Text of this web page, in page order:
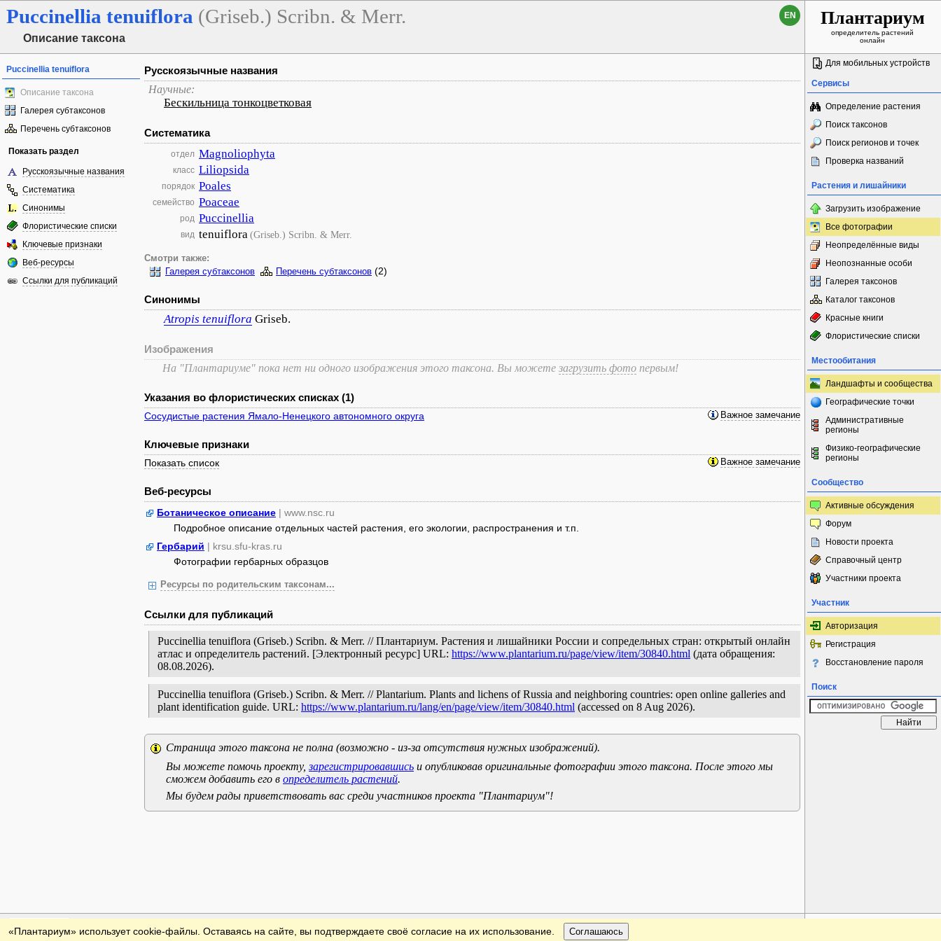
Puccinellia tenuiflora (Griseb.) Scribn. & Merr.
Описание таксона
EN Плантариум
определитель растений
онлайн
Puccinellia tenuiflora
Описание таксона
Галерея субтаксонов
Перечень субтаксонов
Показать раздел
Русскоязычные названия
Систематика
Синонимы
Флористические списки
Ключевые признаки
Веб-ресурсы
Ссылки для публикаций
Русскоязычные названия
Научные:
Бескильница тонкоцветковая
Систематика
отдел Magnoliophyta
класс Liliopsida
порядок Poales
семейство Poaceae
род Puccinellia
вид tenuiflora(Griseb.) Scribn. & Merr.
Смотри также:
Галерея субтаксонов
Перечень субтаксонов (2)
Синонимы
Atropis tenuiflora Griseb.
Изображения
На "Плантариуме" пока нет ни одного изображения этого таксона. Вы можете загрузить фото первым!
Указания во флористических списках (1)
Важное замечание
Сосудистые растения Ямало-Ненецкого автономного округа
Ключевые признаки
Показать список Важное замечание
Веб-ресурсы
Ботаническое описание | www.nsc.ru
Подробное описание отдельных частей растения, его экологии, распространения и т.п.
Гербарий | krsu.sfu-kras.ru
Фотографии гербарных образцов
Ресурсы по родительским таксонам...
Ссылки для публикаций
Puccinellia tenuiflora (Griseb.) Scribn. & Merr. // Плантариум. Растения и лишайники России и сопредельных стран: открытый онлайн
атлас и определитель растений. [Электронный ресурс] URL: https://www.plantarium.ru/page/view/item/30840.html (дата обращения:
08.08.2026).
Puccinellia tenuiflora (Griseb.) Scribn. & Merr. // Plantarium. Plants and lichens of Russia and neighboring countries: open online galleries and
plant identification guide. URL: https://www.plantarium.ru/lang/en/page/view/item/30840.html (accessed on 8 Aug 2026).
Страница этого таксона не полна (возможно - из-за отсутствия нужных изображений).
Вы можете помочь проекту, зарегистрировавшись и опубликовав оригинальные фотографии этого таксона. После этого мы
сможем добавить его в определитель растений.
Мы будем рады приветствовать вас среди участников проекта "Плантариум"!
Для мобильных устройств
Сервисы
Определение растения
Поиск таксонов
Поиск регионов и точек
Проверка названий
Растения и лишайники
Загрузить изображение
Все фотографии
Неопределённые виды
Неопознанные особи
Галерея таксонов
Каталог таксонов
Красные книги
Флористические списки
Местообитания
Ландшафты и сообщества
Географические точки
Административные
регионы
Физико-географические
регионы
Сообщество
Активные обсуждения
Форум
Новости проекта
Справочный центр
Участники проекта
Участник
Авторизация
Регистрация
Восстановление пароля
Поиск
Обратная связь
«Плантариум» использует cookie-файлы. Оставаясь на сайте, вы подтверждаете своё согласие на их использование. Соглашаюсь